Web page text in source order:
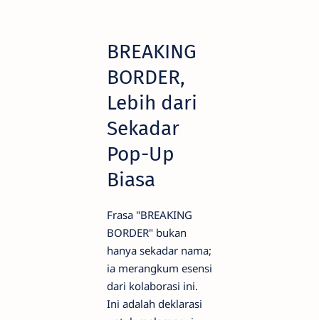
BREAKING
BORDER,
Lebih dari
Sekadar
Pop-Up
Biasa
Frasa "BREAKING
BORDER" bukan
hanya sekadar nama;
ia merangkum esensi
dari kolaborasi ini.
Ini adalah deklarasi